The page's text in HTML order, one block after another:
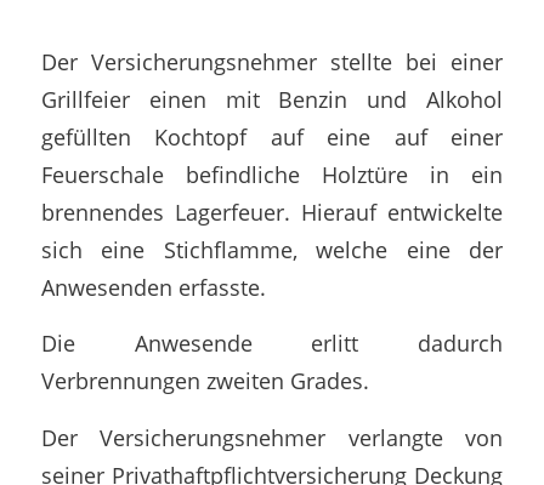
Der Versicherungsnehmer stellte bei einer
Grillfeier einen mit Benzin und Alkohol
gefüllten Kochtopf auf eine auf einer
Feuerschale befindliche Holztüre in ein
brennendes Lagerfeuer. Hierauf entwickelte
sich eine Stichflamme, welche eine der
Anwesenden erfasste.
Die Anwesende erlitt dadurch
Verbrennungen zweiten Grades.
Der Versicherungsnehmer verlangte von
seiner Privathaftpflichtversicherung Deckung